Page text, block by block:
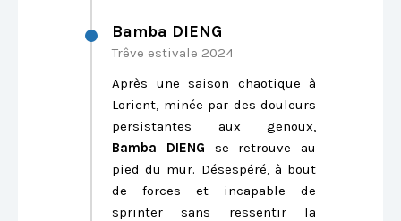
Bamba DIENG
Trêve estivale 2024
Après une saison chaotique à
Lorient, minée par des douleurs
persistantes aux genoux,
Bamba DIENG se retrouve au
pied du mur. Désespéré, à bout
de forces et incapable de
sprinter sans ressentir la